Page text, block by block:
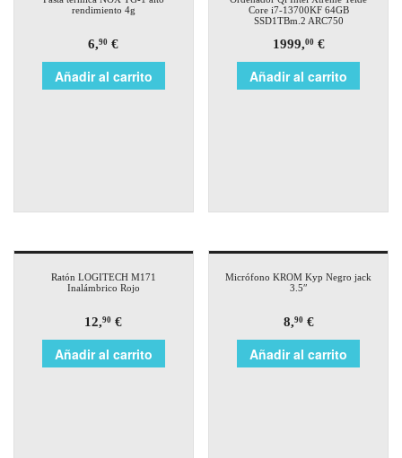
rendimiento 4g
6,90 €
Añadir al carrito
Core i7-13700KF 64GB
SSD1TBm.2 ARC750
1999,00€
Añadir al carrito
Ratón LOGITECH M171
Inalámbrico Rojo
12,90 €
Añadir al carrito
Micrófono KROM Kyp Negro jack
3.5″
8,90€
Añadir al carrito